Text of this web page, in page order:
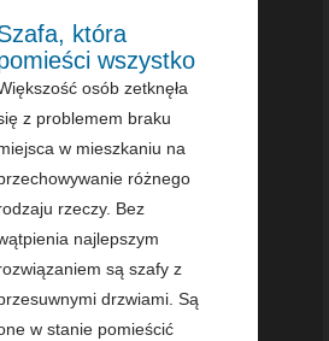
która
wszystko
osób zetknęła
z problemem braku
w mieszkaniu na
różnego
rzeczy. Bez
najlepszym
są szafy z
drzwiami. Są
w stanie pomieścić